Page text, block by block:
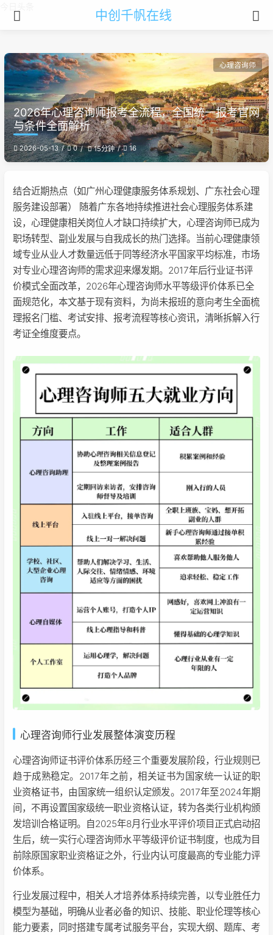
中创千帆在线
心理咨询师
2026年心理咨询师报考全流程，全国统一报考官网
与条件全面解析
2026-05-13 0 15分钟 16
结合近期热点（如广州心理健康服务体系规划、广东社会心理
服务建设部署） 随着广东各地持续推进社会心理服务体系建
设，心理健康相关岗位人才缺口持续扩大，心理咨询师已成为
职场转型、副业发展与自我成长的热门选择。当前心理健康领
域专业从业人才数量远低于同等经济水平国家平均标准，市场
对专业心理咨询师的需求迎来爆发期。2017年后行业证书评
价模式全面改革，2026年心理咨询师水平等级评价体系已全
面规范化，本文基于现有资料，为尚未报班的意向考生全面梳
理报名门槛、考试安排、报考流程等核心资讯，清晰拆解入行
考证全维度要点。
心理咨询师行业发展整体演变历程
心理咨询师证书评价体系历经三个重要发展阶段，行业规则已
趋于成熟稳定。2017年之前，相关证书为国家统一认证的职
业资格证书，由国家统一组织认定颁发。2017年至2024年期
间，不再设置国家级统一职业资格认证，转为各类行业机构颁
发培训合格证明。自2025年8月行业水平评价项目正式启动招
生后，统一实行心理咨询师水平等级评价证书制度，也成为目
前除原国家职业资格证之外，行业内认可度最高的专业能力评
价体系。
行业发展过程中，相关人才培养体系持续完善，以专业胜任力
模型为基础，明确从业者必备的知识、技能、职业伦理等核心
能力要素，同时搭建专属考试服务平台，实现大纲、题库、考